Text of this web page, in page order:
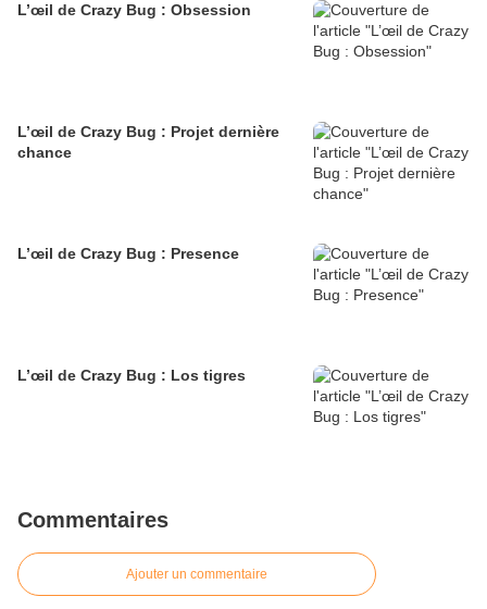
L’œil de Crazy Bug : Obsession
L’œil de Crazy Bug : Projet dernière
chance
L’œil de Crazy Bug : Presence
L’œil de Crazy Bug : Los tigres
Commentaires
Ajouter un commentaire